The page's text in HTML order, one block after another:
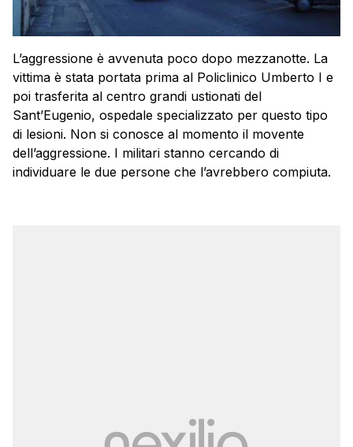
L’aggressione è avvenuta poco dopo mezzanotte. La
vittima è stata portata prima al Policlinico Umberto I e
poi trasferita al centro grandi ustionati del
Sant’Eugenio, ospedale specializzato per questo tipo
di lesioni. Non si conosce al momento il movente
dell’aggressione. I militari stanno cercando di
individuare le due persone che l’avrebbero compiuta.